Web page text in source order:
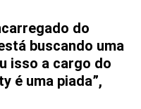
do
buscando uma
isso a cargo do
é uma piada”,